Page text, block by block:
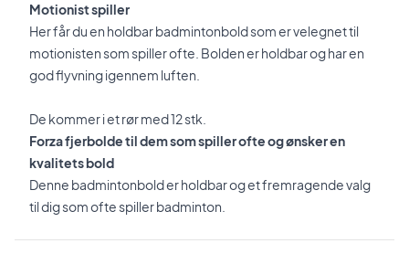
Motionist spiller
Her får du en holdbar badmintonbold som er velegnet til
motionisten som spiller ofte. Bolden er holdbar og har en
god flyvning igennem luften.
De kommer i et rør med 12 stk.
Forza fjerbolde til dem som spiller ofte og ønsker en
kvalitets bold
Denne badmintonbold er holdbar og et fremragende valg
til dig som ofte spiller badminton.